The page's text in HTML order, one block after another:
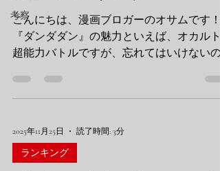
考察
こんにちは、漫画ブロガーのオサムです！
『ダンダダン』の魅力といえば、オカルト
超能力バトルですが、忘れてはいけないの
にジジ（邪視）のようなキャラは、小細工
しの暴力が売りです。 そこでふと思いまし
**「ステゴロ（素手喧嘩）」**で戦ったら
誰が一番強いのか？ 今回は、同じく喧嘩・
2025年11月25日 読了時間: 3分
ランキング